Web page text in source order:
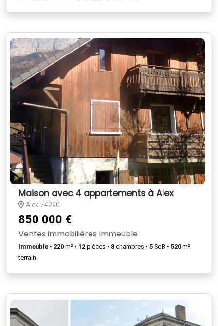
Maison avec 4 appartements à Alex
Alex 74290
850 000 €
Ventes immobilières Immeuble
Immeuble • 220 m² • 12 pièces • 8 chambres • 5 SdB • 520 m²
terrain